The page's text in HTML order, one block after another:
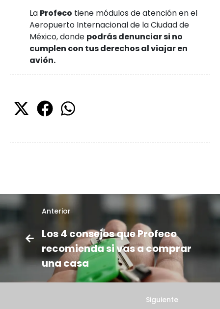
La Profeco tiene módulos de atención en el
Aeropuerto Internacional de la Ciudad de
México, donde podrás denunciar si no
cumplen con tus derechos al viajar en
avión.
Anterior
Los 4 consejos que Profeco
recomienda si vas a comprar
una casa
Siguiente